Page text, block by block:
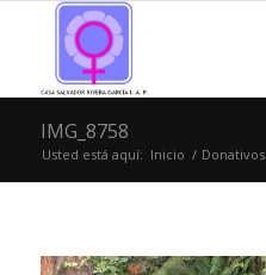
IMG_8758
Usted está aquí: Inicio / Donativos